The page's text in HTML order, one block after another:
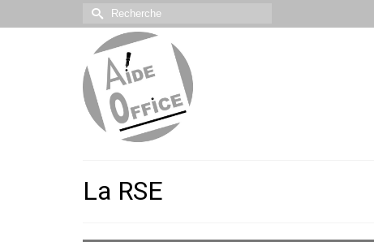
Rechercher :
La RSE